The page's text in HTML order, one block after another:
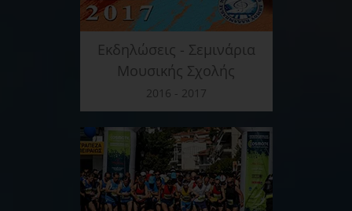
Εκδηλώσεις - Σεμινάρια
Μουσικής Σχολής
2016 - 2017